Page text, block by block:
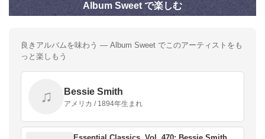
Album Sweet で楽しむ
良きアルバムを味わう — Album Sweet でこのアーティストをも
っと楽しもう
♫ Bessie Smith
アメリカ / 1894年生まれ